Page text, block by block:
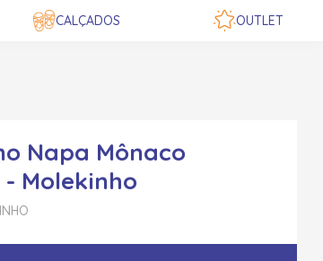
CALÇADOS OUTLET
Napa Mônaco
- Molekinho